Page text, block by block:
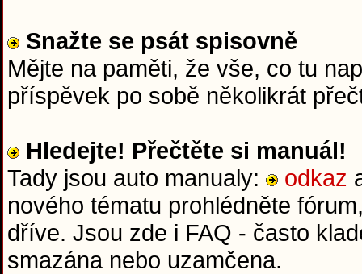
Snažte se psát spisovně
Mějte na paměti, že vše, co tu
příspěvek po sobě několikrát
Hledejte! Přečtěte si manuál!
Tady jsou auto manualy:
odkaz
nového tématu prohlédněte
dříve. Jsou zde i FAQ - často
smazána nebo uzamčena.